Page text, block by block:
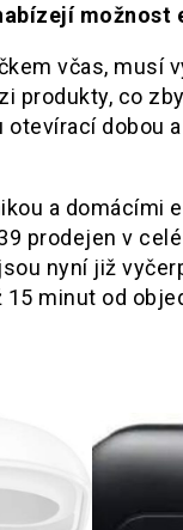
možnost
včas, musí
produkty, co
dobou
a domácími
prodejen v
nyní již
minut od